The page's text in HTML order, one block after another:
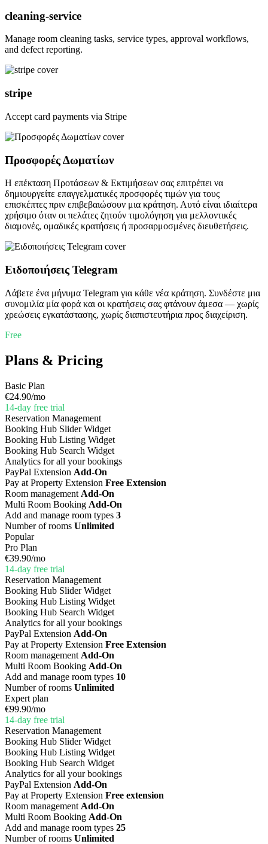
cleaning-service
Manage room cleaning tasks, service types, approval workflows,
and defect reporting.
stripe
Accept card payments via Stripe
Προσφορές Δωματίων
Η επέκταση Προτάσεων & Εκτιμήσεων σας επιτρέπει να
δημιουργείτε επαγγελματικές προσφορές τιμών για τους
επισκέπτες πριν επιβεβαιώσουν μια κράτηση. Αυτό είναι ιδιαίτερα
χρήσιμο όταν οι πελάτες ζητούν τιμολόγηση για μελλοντικές
διαμονές, ομαδικές κρατήσεις ή προσαρμοσμένες διευθετήσεις.
Ειδοποιήσεις Telegram
Λάβετε ένα μήνυμα Telegram για κάθε νέα κράτηση. Συνδέστε μια
συνομιλία μία φορά και οι κρατήσεις σας φτάνουν άμεσα — χωρίς
χρεώσεις εγκατάστασης, χωρίς διαπιστευτήρια προς διαχείριση.
Free
Plans & Pricing
Basic Plan
€24.90/mo
14-day free trial
Reservation Management
Booking Hub Slider Widget
Booking Hub Listing Widget
Booking Hub Search Widget
Analytics for all your bookings
PayPal Extension Add-On
Pay at Property Extension Free Extension
Room management Add-On
Multi Room Booking Add-On
Add and manage room types 3
Number of rooms Unlimited
Popular
Pro Plan
€39.90/mo
14-day free trial
Reservation Management
Booking Hub Slider Widget
Booking Hub Listing Widget
Booking Hub Search Widget
Analytics for all your bookings
PayPal Extension Add-On
Pay at Property Extension Free Extension
Room management Add-On
Multi Room Booking Add-On
Add and manage room types 10
Number of rooms Unlimited
Expert plan
€99.90/mo
14-day free trial
Reservation Management
Booking Hub Slider Widget
Booking Hub Listing Widget
Booking Hub Search Widget
Analytics for all your bookings
PayPal Extension Add-On
Pay at Property Extension Free extension
Room management Add-On
Multi Room Booking Add-On
Add and manage room types 25
Number of rooms Unlimited